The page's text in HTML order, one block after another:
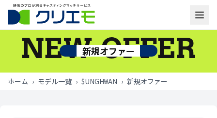
モデル一覧
新規オファー
NEW OFFER
ホーム › モデル一覧 › $UNGH₩AN › 新規オファー